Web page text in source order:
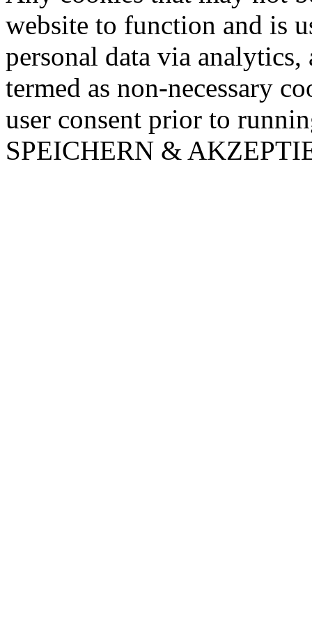
website to function and is
personal data via analytics,
termed as non-necessary
user consent prior to
SPEICHERN &